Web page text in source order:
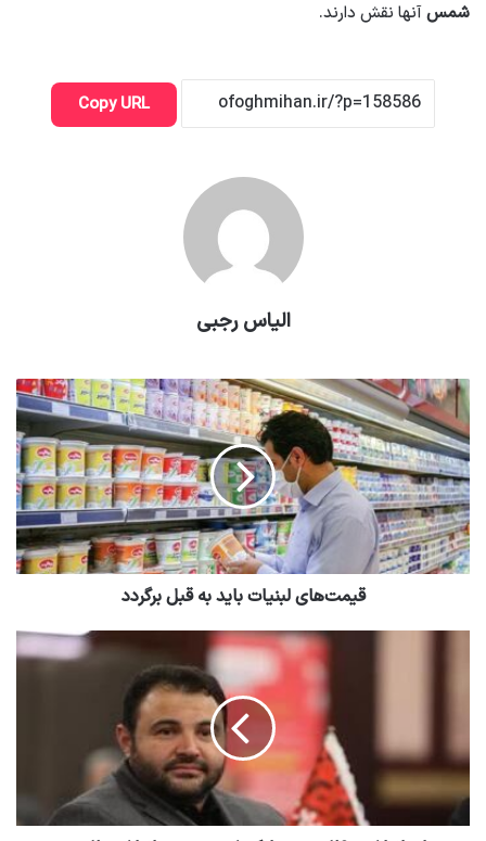
شمسآنها نقش دارند.
Copy URL
الیاس رجبی
قیمت‌های لبنیات باید به قبل برگردد